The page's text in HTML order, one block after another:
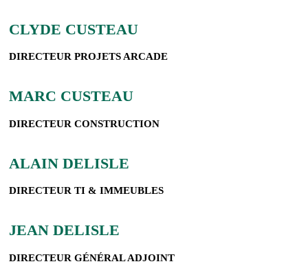
CLYDE CUSTEAU
DIRECTEUR PROJETS ARCADE
MARC CUSTEAU
DIRECTEUR CONSTRUCTION
ALAIN DELISLE
DIRECTEUR TI & IMMEUBLES
JEAN DELISLE
DIRECTEUR GÉNÉRAL ADJOINT